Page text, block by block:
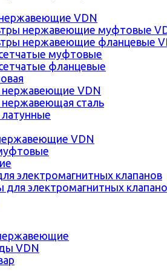
VDN
нержавеющие муфтовые
нержавеющие фланцевые
муфтовые
фланцевые
VDN
сталь
VDN
электромагнитных клапанов
электромагнитных
VDN